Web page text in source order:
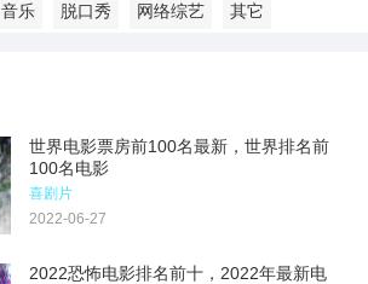
音乐 脱口秀 网络综艺 其它
世界电影票房前100名最新，世界排名前
100名电影
喜剧片
2022-06-27
2022恐怖电影排名前十，2022年最新电